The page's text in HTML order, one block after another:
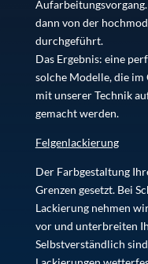
dann von der
durchgeführt.
Das Ergebnis: eine
solche Modelle, die
mit unserer Technik
gemacht werden.
Felgenlackierung
Der Farbgestaltung
Grenzen gesetzt. Bei
Lackierung nehmen
vor und unterbreiten
Selbstverständlich